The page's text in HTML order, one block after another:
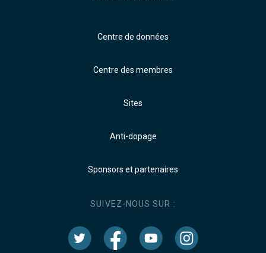
Centre de données
Centre des membres
Sites
Anti-dopage
Sponsors et partenaires
SUIVEZ-NOUS SUR :